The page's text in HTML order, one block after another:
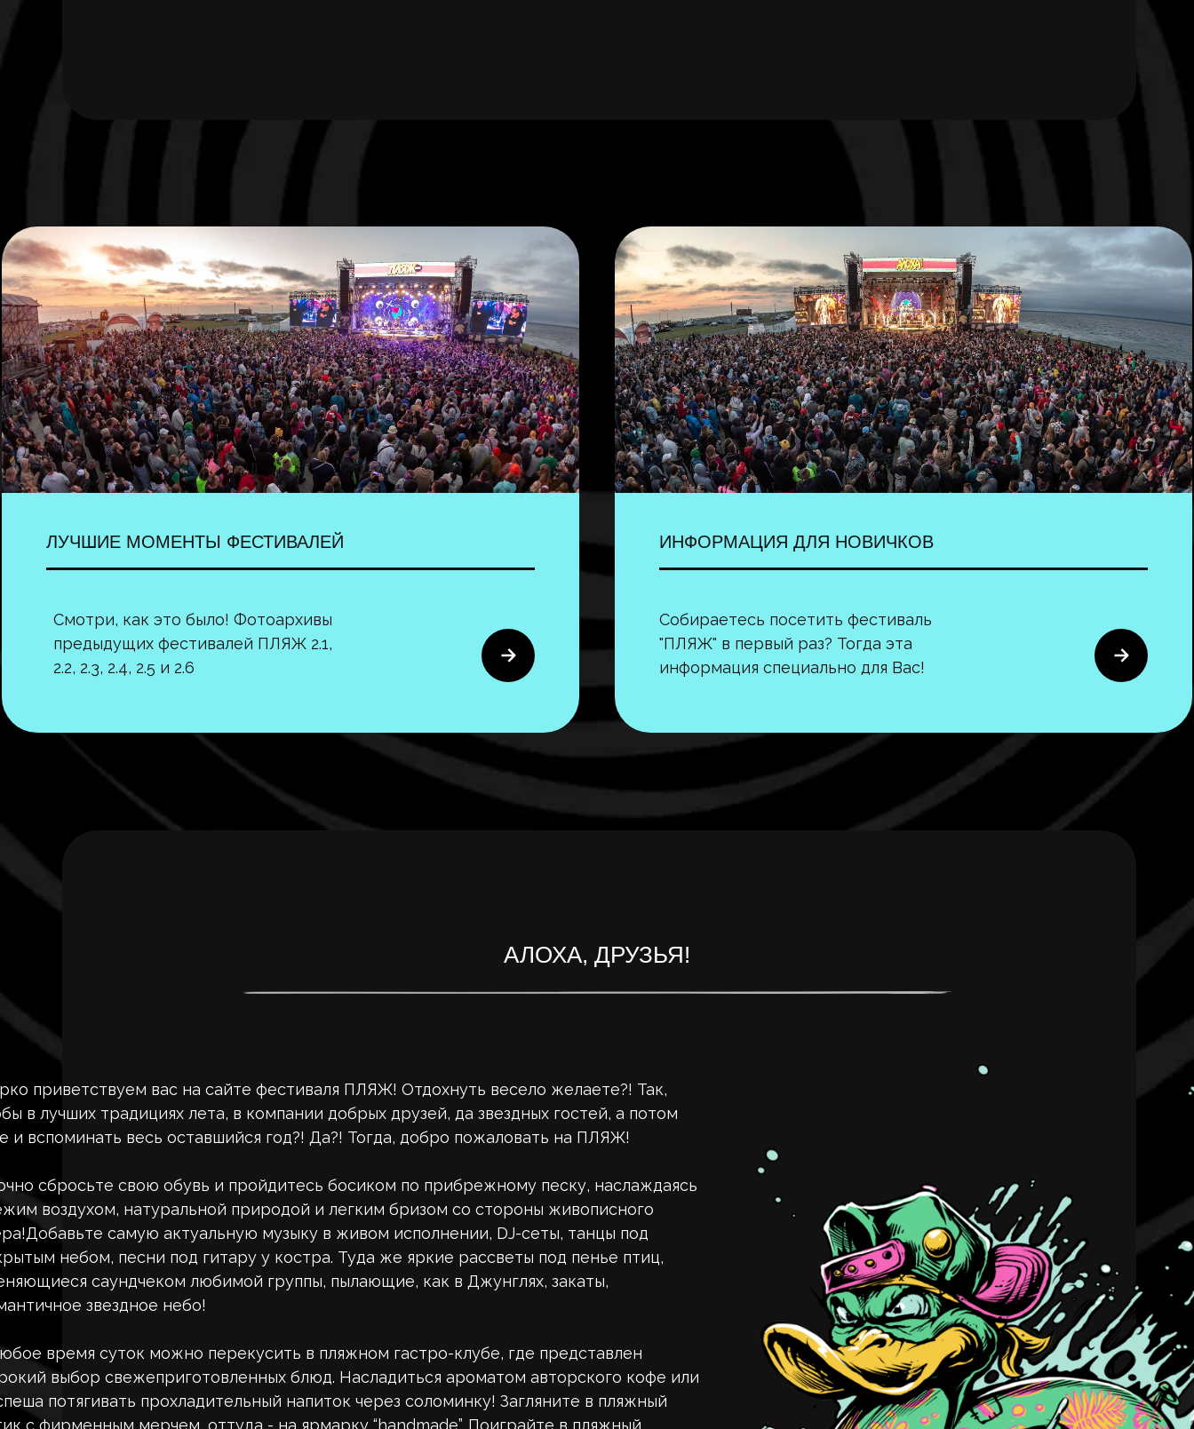
ЛУЧШИЕ МОМЕНТЫ ФЕСТИВАЛЕЙ
Смотри, как это было! Фотоархивы
предыдущих фестивалей ПЛЯЖ 2.1,
2.2, 2.3, 2.4, 2.5 и 2.6
ИНФОРМАЦИЯ ДЛЯ НОВИЧКОВ
Собираетесь посетить фестиваль
"ПЛЯЖ" в первый раз? Тогда эта
информация специально для Вас!
АЛОХА, ДРУЗЬЯ!
приветствуем вас на сайте фестиваля ПЛЯЖ! Отдохнуть весело желаете?! Так,
в лучших традициях лета, в компании добрых друзей, да звездных гостей, а потом
и вспоминать весь оставшийся год?! Да?! Тогда, добро пожаловать на ПЛЯЖ!
сбросьте свою обувь и пройдитесь босиком по прибрежному песку, наслаждаясь
воздухом, натуральной природой и легким бризом со стороны живописного
самую актуальную музыку в живом исполнении, DJ-сеты, танцы под
небом, песни под гитару у костра. Туда же яркие рассветы под пенье птиц,
саундчеком любимой группы, пылающие, как в Джунглях, закаты,
звездное небо!
время суток можно перекусить в пляжном гастро-клубе, где представлен
выбор свежеприготовленных блюд. Насладиться ароматом авторского кофе или
потягивать прохладительный напиток через соломинку! Загляните в пляжный
с фирменным мерчем, оттуда - на ярмарку “handmade”. Поиграйте в пляжный